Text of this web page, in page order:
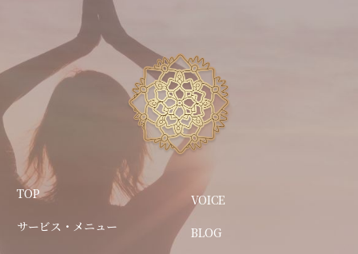
TOP
サービス・メニュー
VOICE
BLOG